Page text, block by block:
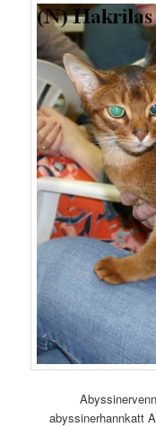
abyssinerhannkatt